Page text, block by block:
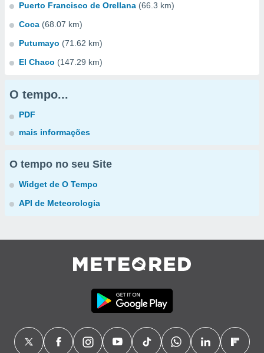
Puerto Francisco de Orellana (66.3 km)
Coca (68.07 km)
Putumayo (71.62 km)
El Chaco (147.29 km)
O tempo...
PDF
mais informações
O tempo no seu Site
Widget de O Tempo
API de Meteorologia